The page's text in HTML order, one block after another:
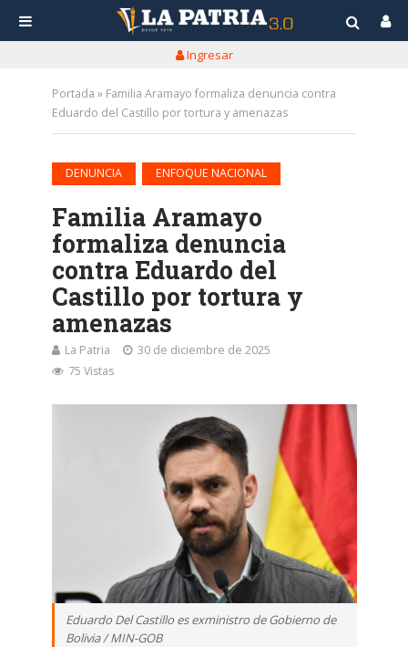
Ingresar
Portada » Familia Aramayo formaliza denuncia contra
Eduardo del Castillo por tortura y amenazas
DENUNCIA ENFOQUE NACIONAL
Familia Aramayo
formaliza denuncia
contra Eduardo del
Castillo por tortura y
amenazas
La Patria
30 de diciembre de 2025
75 Vistas
Eduardo Del Castillo es exministro de Gobierno de
Bolivia / MIN-GOB